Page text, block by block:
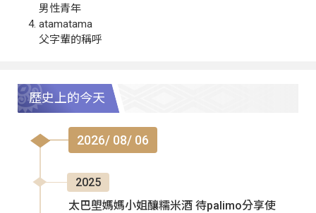
男性青年
atamatama
父字輩的稱呼
歷史上的今天
2026/ 08/ 06
2025
太巴塱媽媽小姐釀糯米酒 待palimo分享使